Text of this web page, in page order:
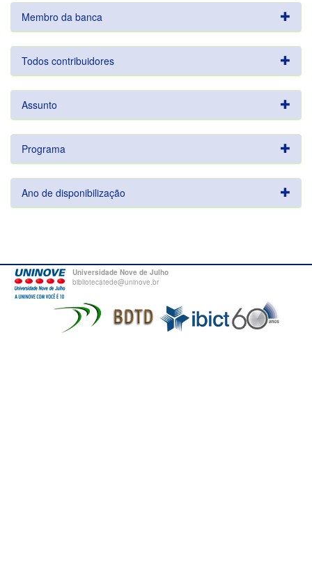
Membro da banca
Todos contribuidores
Assunto
Programa
Ano de disponibilização
Universidade Nove de Julho
bibliotecatede@uninove.br